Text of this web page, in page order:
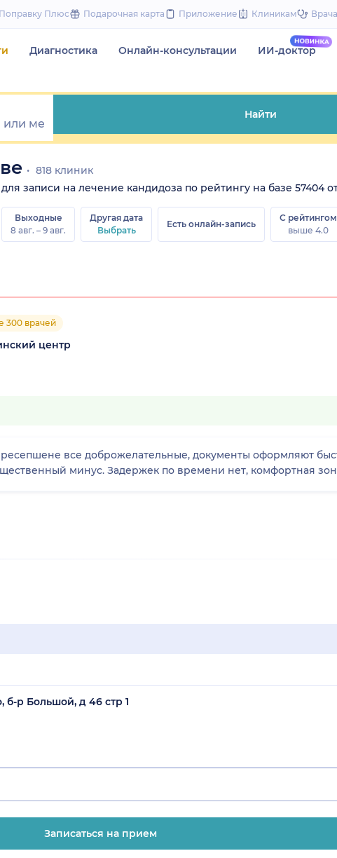
to
Плюс Подарочная карта Приложение Клиникам
Диагностика Онлайн-консультации ИИ-доктор
Найти
818 клиник
записи на лечение кандидоза по рейтингу на базе 57404
Выходные
8 авг. – 9 авг.
Другая дата
Выбрать
Есть онлайн-запись
С рейтингом
выше 4.0
300 врачей
центр
все доброжелательные, документы оформляют
минус. Задержек по времени нет, комфортная
б-р Большой, д 46 стр 1
Записаться на прием